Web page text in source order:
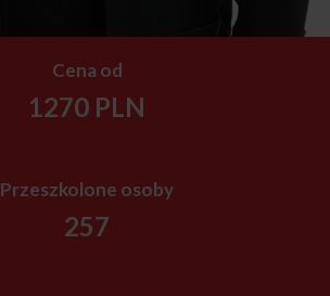
Cena od
1270 PLN
Przeszkolone osoby
257